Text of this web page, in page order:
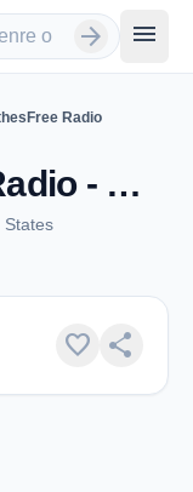
arrow_forward menu
Radio
ClothesFree Radio - Oakhurst, CA
States
favorite share